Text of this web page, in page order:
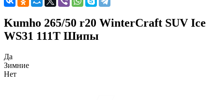
Kumho 265/50 r20 WinterCraft SUV Ice
WS31 111T Шипы
Да
Зимние
Нет